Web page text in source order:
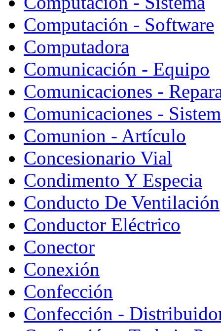
Computación - Software
Computadora
Comunicación - Equipo
Comunicaciones -
Comunicaciones -
Comunion - Artículo
Concesionario Vial
Condimento Y Especia
Conducto De Ventilación
Conductor Eléctrico
Conector
Conexión
Confección
Confección -